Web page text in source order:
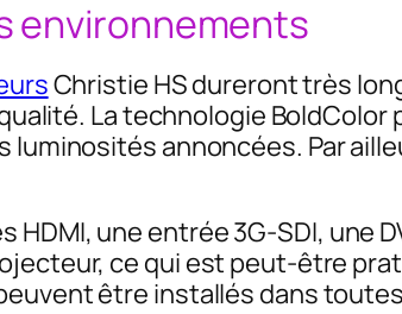
environnements
Christie HS dureront très
La technologie
annoncées. Par
une entrée 3G-SDI, une
ce qui est peut-être
être installés dans